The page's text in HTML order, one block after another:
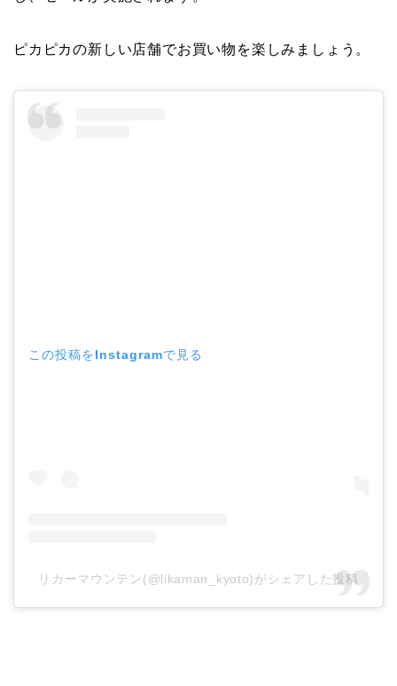
ピカピカの新しい店舗でお買い物を楽しみましょう。
この投稿をInstagramで見る
リカーマウンテン(@likaman_kyoto)がシェアした投稿